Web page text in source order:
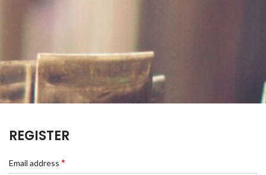
REGISTER
Email address *